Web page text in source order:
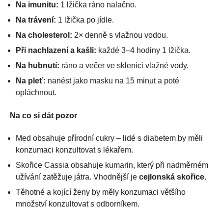
Na imunitu: 1 lžička ráno nalačno.
Na trávení: 1 lžička po jídle.
Na cholesterol: 2× denně s vlažnou vodou.
Při nachlazení a kašli: každé 3–4 hodiny 1 lžička.
Na hubnutí: ráno a večer ve sklenici vlažné vody.
Na pleť: nanést jako masku na 15 minut a poté
opláchnout.
Na co si dát pozor
Med obsahuje přírodní cukry – lidé s diabetem by měli
konzumaci konzultovat s lékařem.
Skořice Cassia obsahuje kumarin, který při nadměrném
užívání zatěžuje játra. Vhodnější je cejlonská skořice.
Těhotné a kojící ženy by měly konzumaci většího
množství konzultovat s odborníkem.